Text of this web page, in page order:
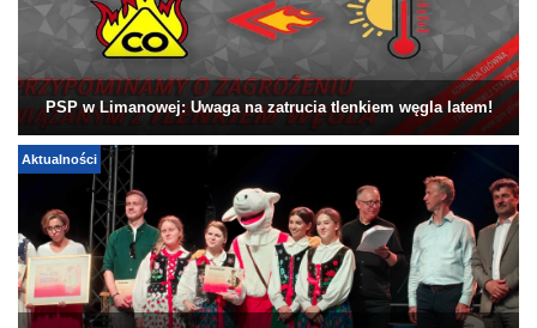
PSP w Limanowej: Uwaga na zatrucia tlenkiem węgla latem!
Aktualności